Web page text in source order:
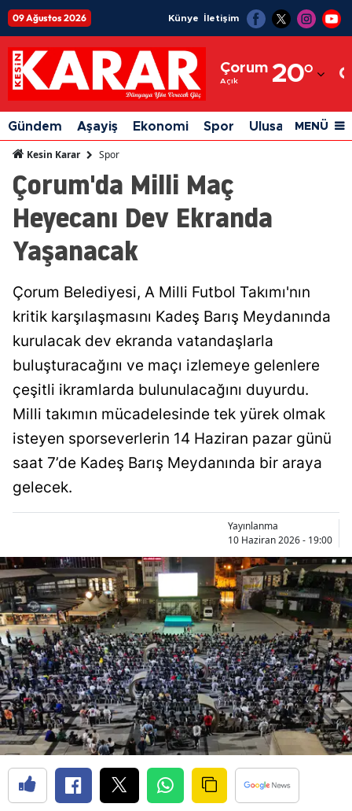
09 Ağustos 2026 Künye İletişim
Çorum
Açık 20°
Adıyaman
Afyonkarahisar
Ağrı
Ankara
Balıkesir
Bilecik
Bingöl
Bitlis
Bolu
Bursa
Çanakkale
Çankırı
Çorum
Denizli
Diyarbakır
Edirne
Elazığ
Erzincan
Gündem Aşayiş Ekonomi Spor Ulusal Siyaset
MENÜ
Kesin Karar Spor
Çorum'da Milli Maç
Heyecanı Dev Ekranda
Yaşanacak
Çorum Belediyesi, A Milli Futbol Takımı'nın
kritik karşılaşmasını Kadeş Barış Meydanında
kurulacak dev ekranda vatandaşlarla
buluşturacağını ve maçı izlemeye gelenlere
çeşitli ikramlarda bulunulacağını duyurdu.
Milli takımın mücadelesinde tek yürek olmak
isteyen sporseverlerin 14 Haziran pazar günü
saat 7’de Kadeş Barış Meydanında bir araya
gelecek.
Yayınlanma
10 Haziran 2026 - 19:00